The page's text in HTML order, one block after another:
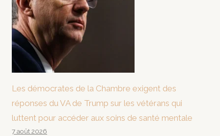
Les démocrates de la Chambre exigent des
réponses du VA de Trump sur les vétérans qui
luttent pour accéder aux soins de santé mentale
7 août 2026